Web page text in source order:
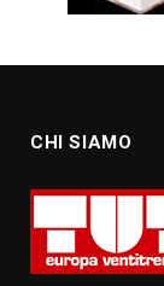
CHI SIAMO